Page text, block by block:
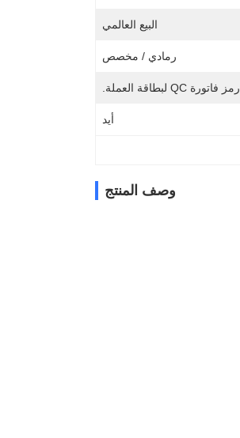
البيع العالمي
رمادي / مخصص
رمز فاتورة QC لبطاقة العملة.
أيد
وصف المنتج